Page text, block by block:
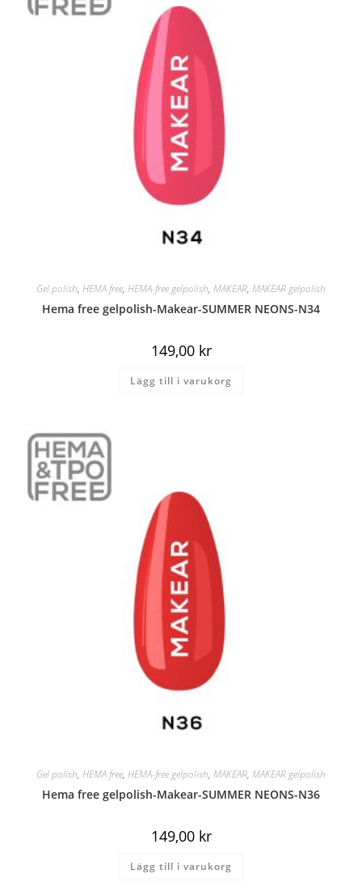
Gel polish, HEMA free, HEMA-free gelpolish, MAKEAR, MAKEAR gelpolish
Hema free gelpolish-Makear-SUMMER NEONS-N34
149,00 kr
Lägg till i varukorg
Gel polish, HEMA free, HEMA-free gelpolish, MAKEAR, MAKEAR gelpolish
Hema free gelpolish-Makear-SUMMER NEONS-N36
149,00 kr
Lägg till i varukorg